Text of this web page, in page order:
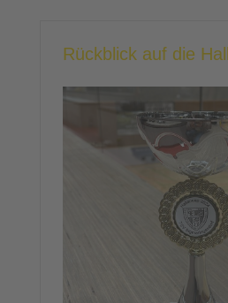
Rückblick auf die